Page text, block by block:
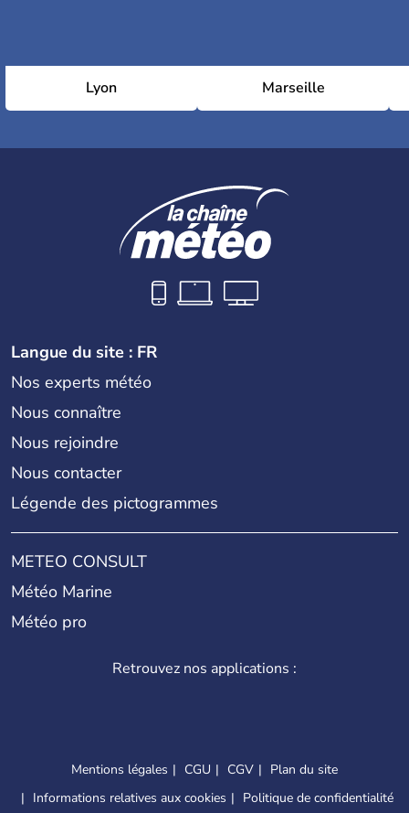
Lyon Marseille
Langue du site : FR
Nos experts météo
Nous connaître
Nous rejoindre
Nous contacter
Légende des pictogrammes
METEO CONSULT
Météo Marine
Météo pro
Retrouvez nos applications :
Mentions légales CGU CGV
Plan du site
Informations relatives aux cookies
Politique de confidentialité